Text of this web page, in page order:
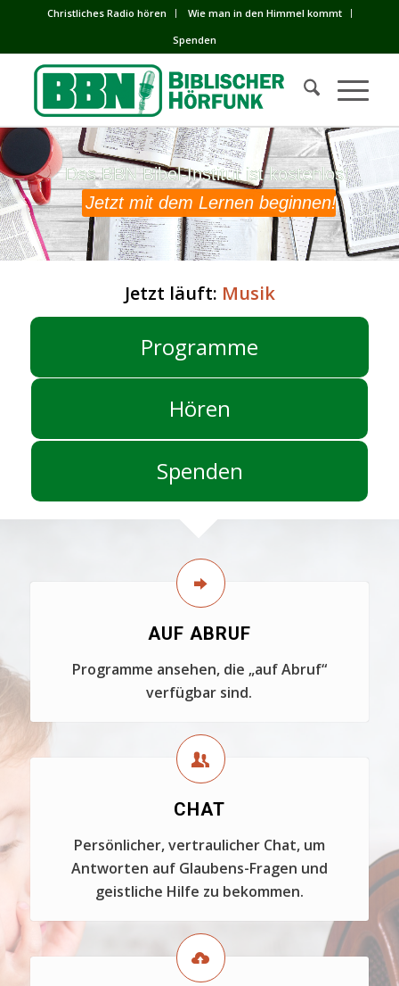
Сhristliches Radio hören
Wie man in den Himmel kommt
Spenden
Das BBN Bibel-Institut ist kostenlos!
Das BBN Bibel-Institut ist kostenlos!
Jetzt mit dem Lernen beginnen!
Jetzt läuft: Musik
Programme
Hören
Spenden
AUF ABRUF
Programme ansehen, die „auf Abruf“
verfügbar sind.
CHAT
Persönlicher, vertraulicher Chat, um
Antworten auf Glaubens-Fragen und
geistliche Hilfe zu bekommen.